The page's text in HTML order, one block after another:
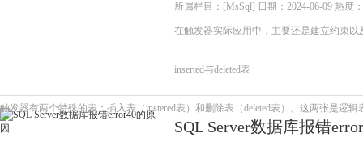
所属栏目：[MsSql] 日期：2024-06-09 热度
在触发器实际应用中，主要还是建立约束以
inserted与deleted表
触发器有两个特殊的表：插入表（instered表）和删除表（deleted表）。这两张是逻
SQL Server数据库报错